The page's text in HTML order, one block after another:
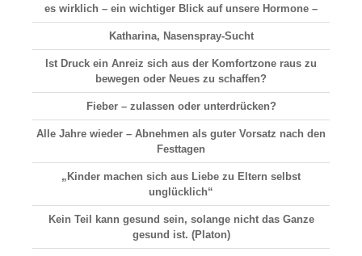
es wirklich – ein wichtiger Blick auf unsere Hormone –
Katharina, Nasenspray-Sucht
Ist Druck ein Anreiz sich aus der Komfortzone raus zu
bewegen oder Neues zu schaffen?
Fieber – zulassen oder unterdrücken?
Alle Jahre wieder – Abnehmen als guter Vorsatz nach den
Festtagen
„Kinder machen sich aus Liebe zu Eltern selbst
unglücklich“
Kein Teil kann gesund sein, solange nicht das Ganze
gesund ist. (Platon)